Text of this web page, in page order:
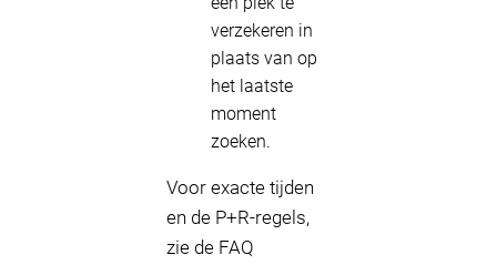
verzekeren in
plaats van op
het laatste
moment
zoeken.
Voor exacte tijden
en de P+R-regels,
zie de FAQ